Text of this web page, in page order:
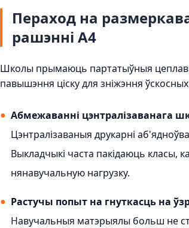
Пераход на
рашэнні A4
Школы прымаюць партатыўныя
павышэння ціску для зніжэння
● Абмежаванні цэнтралізаванага
Цэнтралізаваныя друкарні
Выкладчыкі часта пакідаюць класы,
нянавучальную нагрузку.
● Растучы попыт на гнуткасць на
Навучальныя матэрыялы больш не